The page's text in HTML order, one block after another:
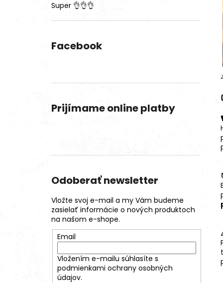
Super 👌👌👌
Facebook
Prijímame online platby
Odoberať newsletter
Vložte svoj e-mail a my Vám budeme
zasielať informácie o nových produktoch
na našom e-shope.
Email
Vložením e-mailu súhlasíte s
podmienkami ochrany osobných
údajov.